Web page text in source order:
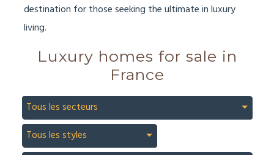
destination for those seeking the ultimate in luxury
living.
Luxury homes for sale in
France
Tous les secteurs
Tous les styles